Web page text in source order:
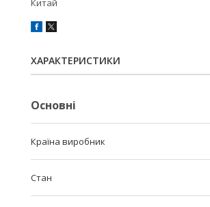
Китай
ХАРАКТЕРИСТИКИ
Основні
Країна виробник
Стан